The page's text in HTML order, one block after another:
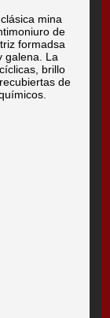
mina
de
formadsa
galena. La
brillo
de